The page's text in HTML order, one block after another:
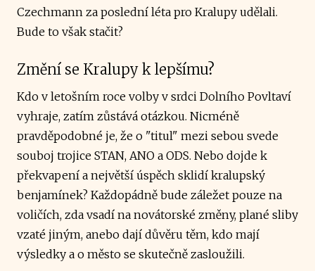
Czechmann za poslední léta pro Kralupy udělali.
Bude to však stačit?
Změní se Kralupy k lepšímu?
Kdo v letošním roce volby v srdci Dolního Povltaví
vyhraje, zatím zůstává otázkou. Nicméně
pravděpodobné je, že o "titul" mezi sebou svede
souboj trojice STAN, ANO a ODS. Nebo dojde k
překvapení a největší úspěch sklidí kralupský
benjamínek? Každopádně bude záležet pouze na
voličích, zda vsadí na novátorské změny, plané sliby
vzaté jiným, anebo dají důvěru těm, kdo mají
výsledky a o město se skutečně zasloužili.